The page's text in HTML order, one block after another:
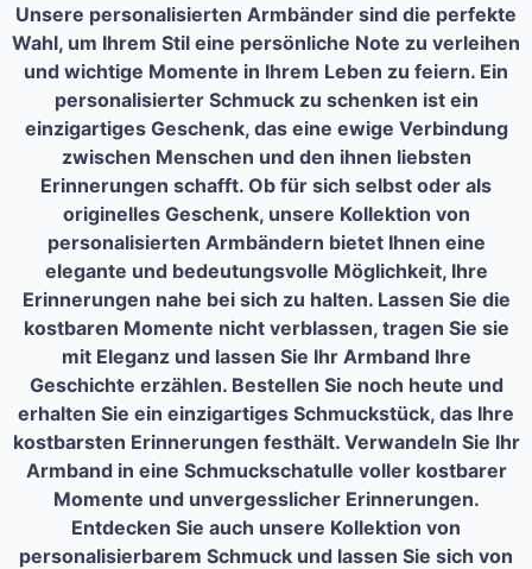
Unsere personalisierten Armbänder sind die perfekte
Wahl, um Ihrem Stil eine persönliche Note zu verleihen
und wichtige Momente in Ihrem Leben zu feiern. Ein
personalisierter Schmuck zu schenken ist ein
einzigartiges Geschenk, das eine ewige Verbindung
zwischen Menschen und den ihnen liebsten
Erinnerungen schafft. Ob für sich selbst oder als
originelles Geschenk, unsere Kollektion von
personalisierten Armbändern bietet Ihnen eine
elegante und bedeutungsvolle Möglichkeit, Ihre
Erinnerungen nahe bei sich zu halten. Lassen Sie die
kostbaren Momente nicht verblassen, tragen Sie sie
mit Eleganz und lassen Sie Ihr Armband Ihre
Geschichte erzählen. Bestellen Sie noch heute und
erhalten Sie ein einzigartiges Schmuckstück, das Ihre
kostbarsten Erinnerungen festhält. Verwandeln Sie Ihr
Armband in eine Schmuckschatulle voller kostbarer
Momente und unvergesslicher Erinnerungen.
Entdecken Sie auch unsere Kollektion von
personalisierbarem Schmuck und lassen Sie sich von